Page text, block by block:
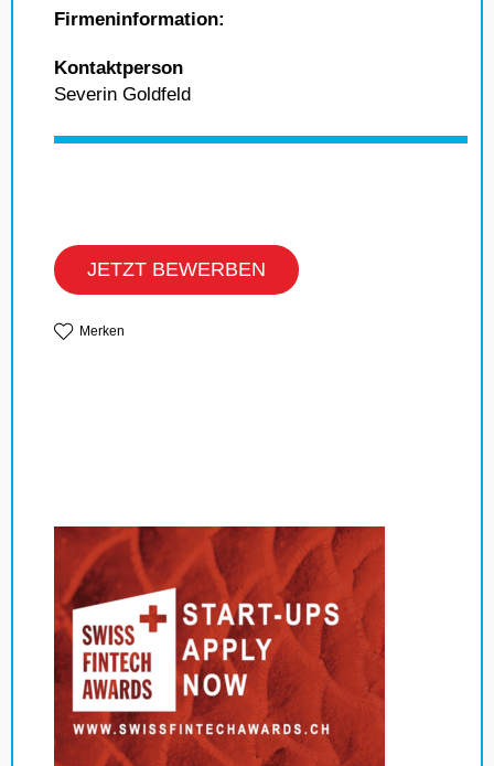
Firmeninformation:
Kontaktperson
Severin Goldfeld
JETZT BEWERBEN
Merken